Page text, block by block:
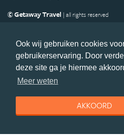
Ook wij gebruiken cookies
gebruikerservaring. Door
deze site ga je hiermee
Meer weten
AKKOORD
© Getaway Travel | all rights reserved
Copyright
Privacy statement
Volg Azie.nl
Nieuwsbrief
Facebook